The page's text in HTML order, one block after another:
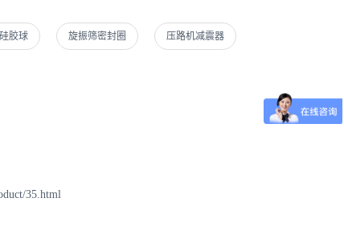
胶球 旋振筛密封圈 压路机减震器
35.html